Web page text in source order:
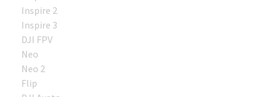
Inspire 2
Inspire 3
DJI FPV
Neo
Neo 2
Flip